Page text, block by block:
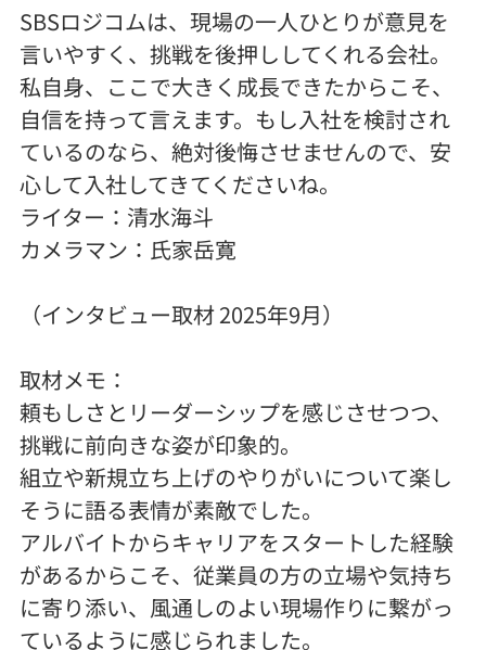
SBSロジコムは、現場の一人ひとりが意見を
言いやすく、挑戦を後押ししてくれる会社。
私自身、ここで大きく成長できたからこそ、
自信を持って言えます。もし入社を検討され
ているのなら、絶対後悔させませんので、安
心して入社してきてくださいね。
ライター：清水海斗
カメラマン：氏家岳寛
（インタビュー取材 2025年9月）
取材メモ：
頼もしさとリーダーシップを感じさせつつ、
挑戦に前向きな姿が印象的。
組立や新規立ち上げのやりがいについて楽し
そうに語る表情が素敵でした。
アルバイトからキャリアをスタートした経験
があるからこそ、従業員の方の立場や気持ち
に寄り添い、風通しのよい現場作りに繋がっ
ているように感じられました。